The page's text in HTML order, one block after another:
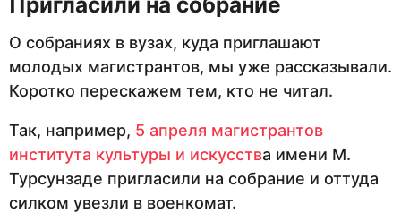
О собраниях в вузах, куда приглашают
молодых магистрантов, мы уже рассказывали.
Коротко перескажем тем, кто не читал.
Так, например, 5 апреля магистрантов
института культуры и искусства имени М.
Турсунзаде пригласили на собрание и оттуда
силком увезли в военкомат.